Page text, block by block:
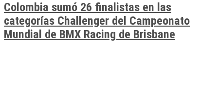
Colombia sumó 26 finalistas en las
categorías Challenger del Campeonato
Mundial de BMX Racing de Brisbane